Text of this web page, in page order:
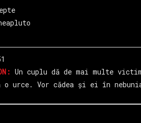
Un cuplu dă de mai multe
o urce. Vor cădea și ei în